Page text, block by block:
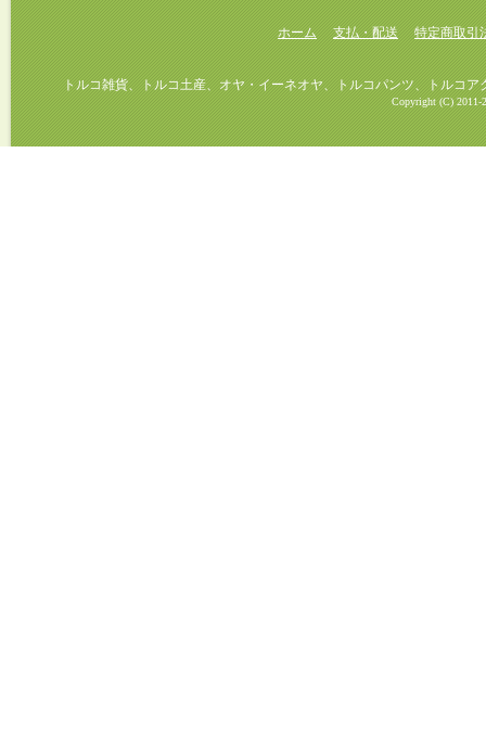
ホーム 支払・配送 特定商取引
トルコ雑貨、トルコ土産、オヤ・イーネオヤ、トルコパンツ、トルコアク
Copyright (C) 2011-